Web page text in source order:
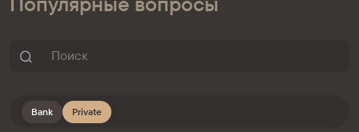
Bank Private